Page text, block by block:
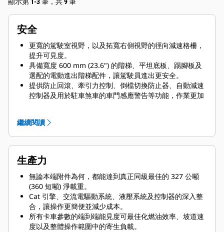
顯示第 1-3 筆，共 9 筆
安全
更寬的駕駛室視野，以及拓寬右側視野的徑向減速格柵，
提升可見度。
具備寬度 600 mm (23.6") 的階梯、平坦底板、踢腳板及
選配的電動進出階梯配件，讓駕駛員進出更安全。
提供防止回滾、牽引力控制、倒檔切換防止器、自動減速
控制器及用於駐車煞車的車門感應警告等功能，作業更加
Caterpillar 四角油冷式煞車設計支援，以實現穩定操控及
穩固停車。
完全獨立的輔助煞車系統藉由液壓致動輔助煞車踏板提供
緊急可控性，可做為電動控制的備用系統。
繼續閱讀
生產力
無論本端附件為何，都能達到真正同級最佳的 327 公噸
(360 短噸) 淨載重。
Cat 引擎、交流電驅動系統、液壓系統及控制器的深入整
合，讓操作更簡便並減少成本。
所有卡車參數的端到端能見度可最佳化燃油效率、坡道速
度以及整體操作範圍中的寄生負載。